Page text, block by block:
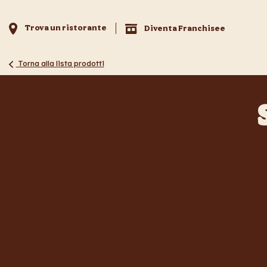
Trova un ristorante Diventa Franchisee
Torna alla lista prodotti